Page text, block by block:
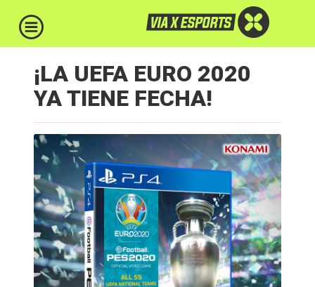
¡LA UEFA EURO 2020
YA TIENE FECHA!